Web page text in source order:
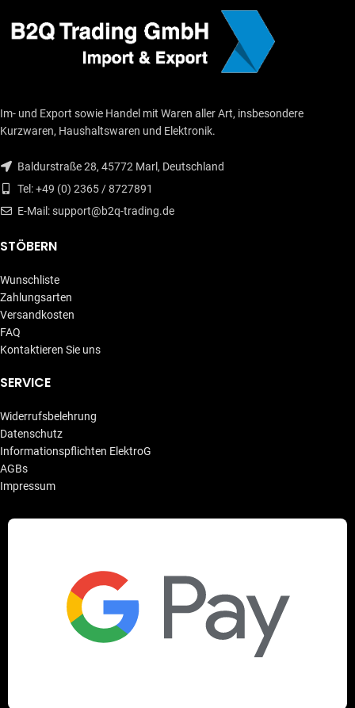
Im- und Export sowie Handel mit Waren aller Art, insbesondere
Kurzwaren, Haushaltswaren und Elektronik.
Baldurstraße 28, 45772 Marl, Deutschland
Tel: +49 (0) 2365 / 8727891
E-Mail: support@b2q-trading.de
STÖBERN
Wunschliste
Zahlungsarten
Versandkosten
FAQ
Kontaktieren Sie uns
SERVICE
Widerrufsbelehrung
Datenschutz
Informationspflichten ElektroG
AGBs
Impressum